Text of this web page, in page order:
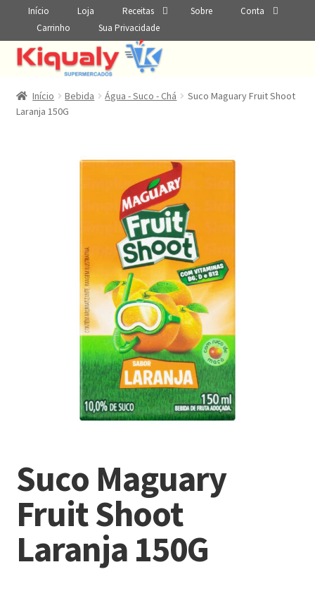
Início Loja Receitas Sobre
Conta
Carrinho
Sua Privacidade
Início Bebida Água - Suco - Chá
Suco Maguary Fruit Shoot
Laranja 150G
Suco Maguary
Fruit Shoot
Laranja 150G